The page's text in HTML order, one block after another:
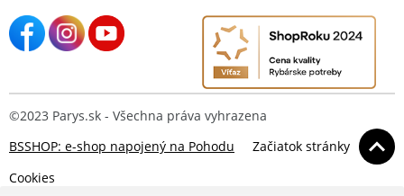
©2023 Parys.sk - Všechna práva vyhrazena
BSSHOP: e-shop napojený na Pohodu
Začiatok stránky
Cookies